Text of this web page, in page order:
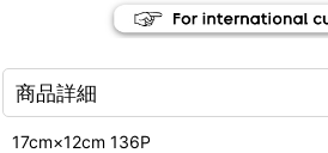
商品詳細
17cm×12cm 136P